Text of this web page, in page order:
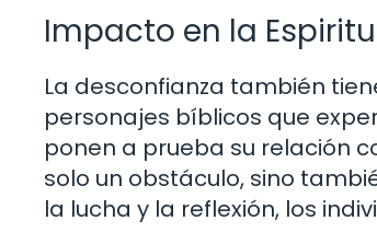
Impacto en la
La desconfianza también
personajes bíblicos que
ponen a prueba su relación
solo un obstáculo, sino
la lucha y la reflexión, los